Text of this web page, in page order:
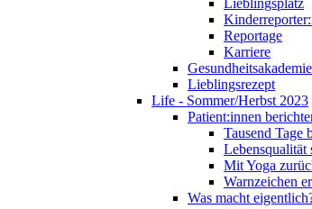
Lieblingsplatz
Reportage
Karriere
Gesundheitsakademie
Lieblingsrezept
Life - Sommer/Herbst 2023
Patient:innen
Tausend Tage
Lebensqualität
Mit Yoga
Warnzeichen
Was macht